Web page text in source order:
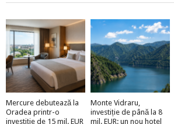
Mercure debutează la
Oradea printr-o
investiție de 15 mil. EUR
Monte Vidraru,
investiție de până la 8
mil. EUR: un nou hotel